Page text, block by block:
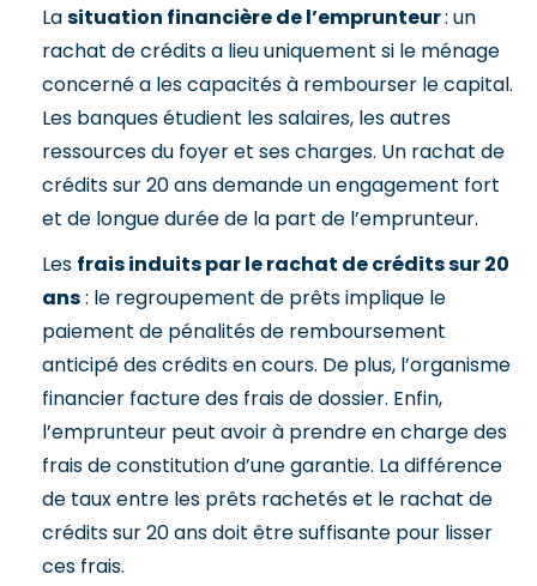
Lasituation financière de l’emprunteur: un
rachat de crédits a lieu uniquement si le ménage
concerné a les capacités à rembourser le capital.
Les banques étudient les salaires, les autres
ressources du foyer et ses charges. Un rachat de
crédits sur 20 ans demande un engagement fort
et de longue durée de la part de l’emprunteur.
Les frais induits par le rachat de crédits sur 20
ans: le regroupement de prêts implique le
paiement de pénalités de remboursement
anticipé des crédits en cours. De plus, l’organisme
financier facture des frais de dossier. Enfin,
l’emprunteur peut avoir à prendre en charge des
frais de constitution d’une garantie. La différence
de taux entre les prêts rachetés et le rachat de
crédits sur 20 ans doit être suffisante pour lisser
ces frais.